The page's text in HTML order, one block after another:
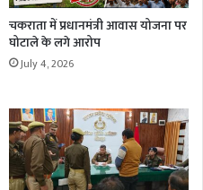
चकराता में प्रधानमंत्री आवास योजना पर
घोटाले के लगे आरोप
July 4, 2026